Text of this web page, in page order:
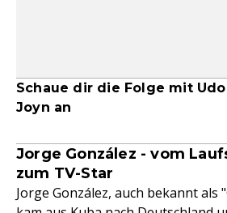
Schaue dir die Folge mit
Joyn an
Jorge González - vom
zum TV-Star
Jorge González, auch bekannt als